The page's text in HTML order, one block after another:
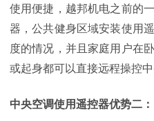
使用便捷， 越邦机电之前的
器，公共健身区域安装使用
度的情况，并且家庭用户在
或起身都可以直接远程操控中
中央空调使用遥控器优势二：